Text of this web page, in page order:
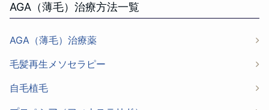
AGA（薄毛）治療方法一覧
AGA（薄毛）治療薬
毛髪再生メソセラピー
自毛植毛